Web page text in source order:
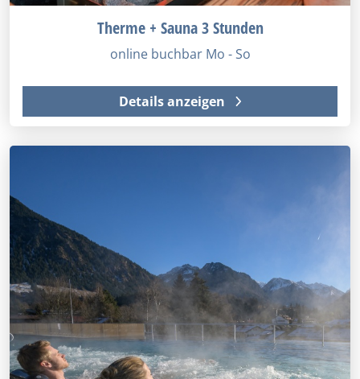
Therme + Sauna 3 Stunden
online buchbar Mo - So
Details anzeigen